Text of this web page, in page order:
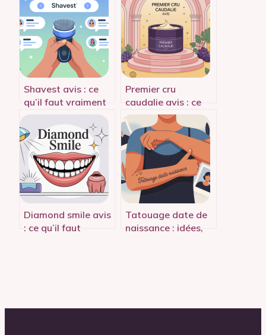
Shavest avis : ce
qu’il faut vraiment
d’acheter
Premier cru
caudalie avis : ce
qu’il faut vraiment
savoir avant
d’acheter
Diamond smile avis
: ce qu’il faut
Tatouage date de
naissance : idées,